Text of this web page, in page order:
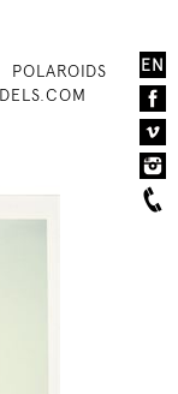
EN
POLAROIDS